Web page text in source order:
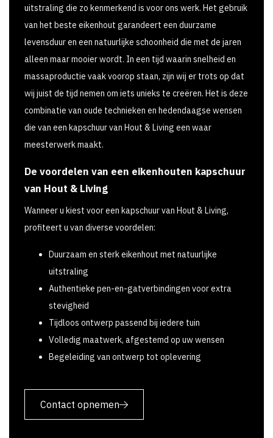
uitstraling die zo kenmerkend is voor ons werk. Het gebruik
van het beste eikenhout garandeert een duurzame
levensduur en een natuurlijke schoonheid die met de jaren
alleen maar mooier wordt. In een tijd waarin snelheid en
massaproductie vaak voorop staan, zijn wij er trots op dat
wij juist de tijd nemen om iets unieks te creëren. Het is deze
combinatie van oude technieken en hedendaagse wensen
die van een kapschuur van Hout & Living een waar
meesterwerk maakt.
De voordelen van een eikenhouten kapschuur
van Hout & Living
Wanneer u kiest voor een kapschuur van Hout & Living,
profiteert u van diverse voordelen:
Duurzaam en sterk eikenhout met natuurlijke
uitstraling
Authentieke pen-en-gatverbindingen voor extra
stevigheid
Tijdloos ontwerp passend bij iedere tuin
Volledig maatwerk, afgestemd op uw wensen
Begeleiding van ontwerp tot oplevering
Contact opnemen